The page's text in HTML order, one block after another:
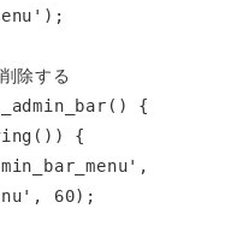
除する
{
60);